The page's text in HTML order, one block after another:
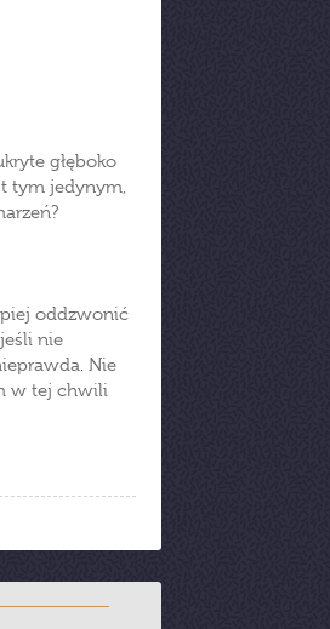
głęboko
tym jedynym,
oddzwonić
nie
Nie
w tej chwili